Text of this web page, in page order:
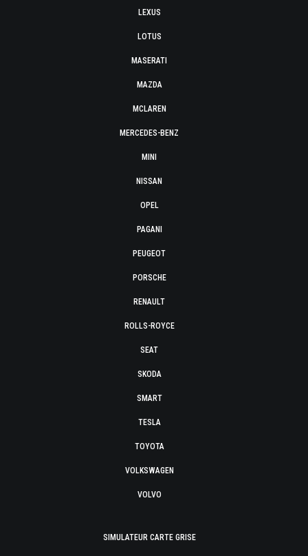
LEXUS
LOTUS
MASERATI
MAZDA
MCLAREN
MERCEDES-BENZ
MINI
NISSAN
OPEL
PAGANI
PEUGEOT
PORSCHE
RENAULT
ROLLS-ROYCE
SEAT
SKODA
SMART
TESLA
TOYOTA
VOLKSWAGEN
VOLVO
SIMULATEUR CARTE GRISE